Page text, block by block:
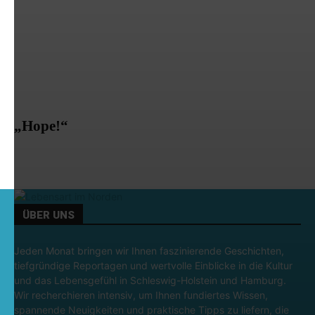
„Hope!“
ÜBER UNS
Jeden Monat bringen wir Ihnen faszinierende Geschichten,
tiefgründige Reportagen und wertvolle Einblicke in die Kultur
und das Lebensgefühl in Schleswig-Holstein und Hamburg.
Wir recherchieren intensiv, um Ihnen fundiertes Wissen,
spannende Neuigkeiten und praktische Tipps zu liefern, die